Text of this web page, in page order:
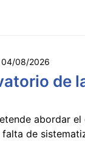
04/08/2026
de
abordar
de